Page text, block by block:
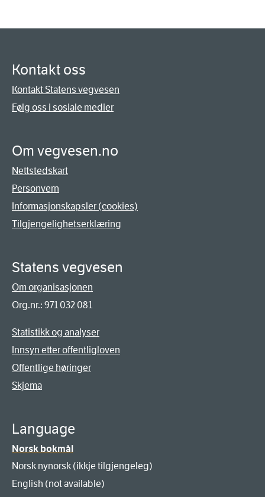
Kontakt oss
Kontakt Statens vegvesen
Følg oss i sosiale medier
Om vegvesen.no
Nettstedskart
Personvern
Informasjonskapsler (cookies)
Tilgjengelighetserklæring
Statens vegvesen
Om organisasjonen
Org.nr.: 971 032 081
Statistikk og analyser
Innsyn etter offentligloven
Offentlige høringer
Skjema
Language
Norsk bokmål
Norsk nynorsk (ikkje tilgjengeleg)
English (not available)